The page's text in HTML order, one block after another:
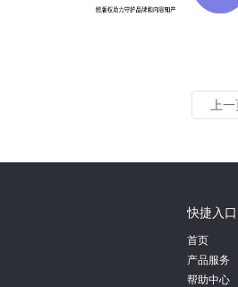
上
快捷入口
首页
产品服务
帮助中心